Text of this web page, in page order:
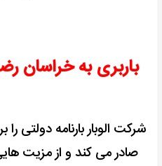
باربری به خراسان
شرکت الوبار بارنامه دولتی را
صادر می کند و از مزیت